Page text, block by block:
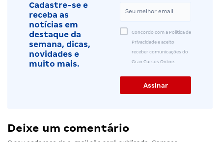
Cadastre-se e
receba as
notícias em
destaque da
semana, dicas,
novidades e
muito mais.
Concordo com a Política de
Privacidade e aceito
receber comunicações do
Gran Cursos Online.
Deixe um comentário